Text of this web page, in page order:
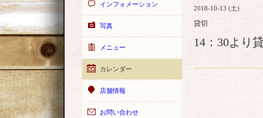
2018-10-13 (土)
貸切
14：30より
インフォメーション
写真
メニュー
カレンダー
店舗情報
お問い合わせ